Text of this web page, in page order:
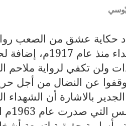
حكاية عشق من الصعب
الشهداء منذ
ولن تكفي لرواية ملاحم
عن النضال من أجل
بالاشارة أن